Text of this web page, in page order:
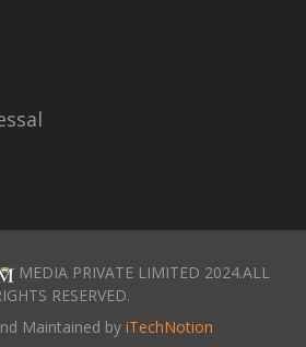
MEDIA PRIVATE LIMITED 2024.ALL
RESERVED.
Maintained by iTechNotion